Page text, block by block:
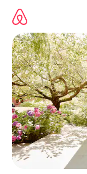
directement
contenu